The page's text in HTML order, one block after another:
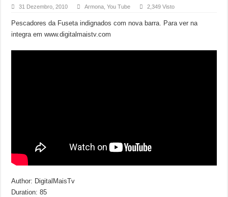
31 Dezembro, 2010 Armona ,You Tube 2,349 Visto
Pescadores da Fuseta indignados com nova barra. Para ver na
integra em www.digitalmaistv.com
Author: DigitalMaisTv
Duration: 85